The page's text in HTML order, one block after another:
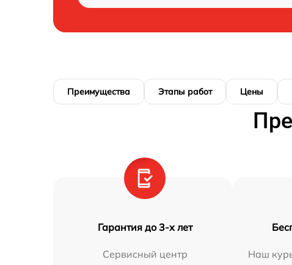
Преимущества Этапы работ Цены
Гарантия до 3-х лет
Сервисный центр
Наш